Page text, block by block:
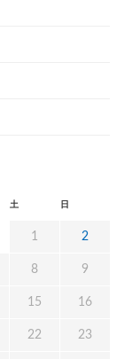
土 日
1 2
8 9
15 16
22 23